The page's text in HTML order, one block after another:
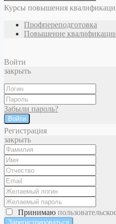
Курсы повышения
Профпереподготовка
Повышение
Войти
закрыть
Забыли пароль?
Войти
Регистрация
закрыть
Принимаю